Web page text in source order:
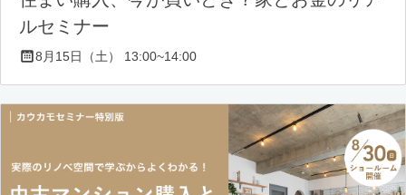
ルセミナー
8月15日（土） 13:00~14:00